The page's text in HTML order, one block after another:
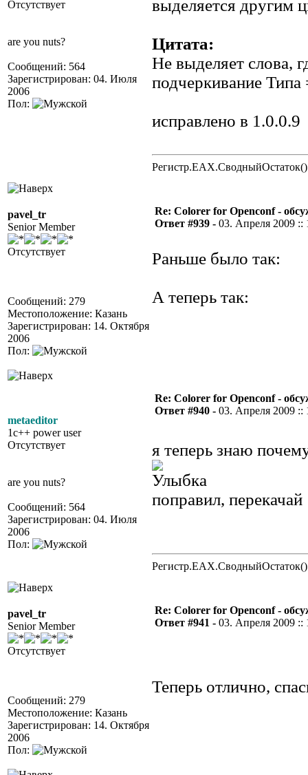
Отсутствует
are you nuts?
Сообщений: 564
Зарегистрирован: 04. Июля
2006
Пол:
выделяется другим
Цитата:
Не выделяет слова,
подчеркивание
исправлено в 1.0.0.9
Регистр.EAX.СводныйОстаток()
pavel_tr
Senior Member
Отсутствует
Сообщений: 279
Местоположение: Казань
Зарегистрирован: 14. Октября
2006
Пол:
Re: Colorer for Openconf -
Ответ #939 - 03. Апреля 2009 ::
Раньше было так:
А теперь так:
metaeditor
1c++ power user
Отсутствует
are you nuts?
Сообщений: 564
Зарегистрирован: 04. Июля
2006
Пол:
Re: Colorer for Openconf -
Ответ #940 - 03. Апреля 2009 ::
я теперь знаю
поправил,
Регистр.EAX.СводныйОстаток()
pavel_tr
Senior Member
Отсутствует
Сообщений: 279
Местоположение: Казань
Зарегистрирован: 14. Октября
2006
Пол:
Re: Colorer for Openconf -
Ответ #941 - 03. Апреля 2009 ::
Теперь отлично,